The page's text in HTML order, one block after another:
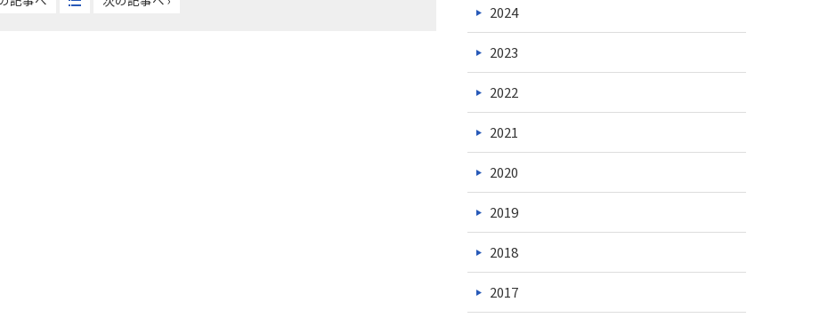
2024
2023
2022
2021
2020
2019
2018
2017